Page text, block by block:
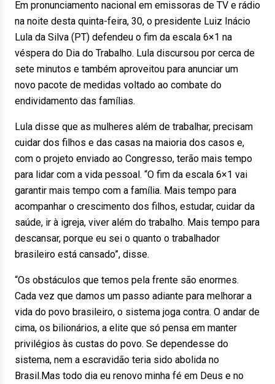
Em pronunciamento nacional em emissoras de TV e rádio
na noite desta quinta-feira, 30, o presidente Luiz Inácio
Lula da Silva (PT) defendeu o fim da escala 6×1 na
véspera do Dia do Trabalho. Lula discursou por cerca de
sete minutos e também aproveitou para anunciar um
novo pacote de medidas voltado ao combate do
endividamento das famílias.
Lula disse que as mulheres além de trabalhar, precisam
cuidar dos filhos e das casas na maioria dos casos e,
com o projeto enviado ao Congresso, terão mais tempo
para lidar com a vida pessoal. “O fim da escala 6×1 vai
garantir mais tempo com a família. Mais tempo para
acompanhar o crescimento dos filhos, estudar, cuidar da
saúde, ir à igreja, viver além do trabalho. Mais tempo para
descansar, porque eu sei o quanto o trabalhador
brasileiro está cansado”, disse.
“Os obstáculos que temos pela frente são enormes.
Cada vez que damos um passo adiante para melhorar a
vida do povo brasileiro, o sistema joga contra. O andar de
cima, os bilionários, a elite que só pensa em manter
privilégios às custas do povo. Se dependesse do
sistema, nem a escravidão teria sido abolida no
Brasil.Mas todo dia eu renovo minha fé em Deus e no